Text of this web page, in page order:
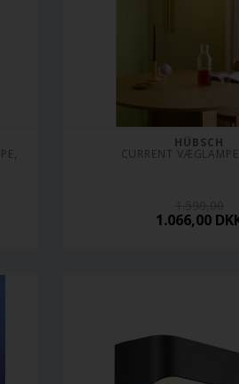
HÜBSCH
CURRENT
1.066,00